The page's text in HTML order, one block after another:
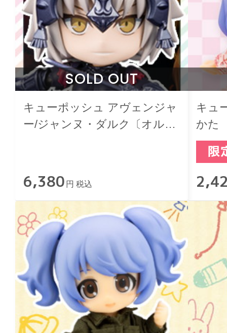
SOLD OUT
キューポッシュ アヴェンジャ
ー/ジャンヌ・ダルク〔オル
6,380 円 税込
キュ
かた